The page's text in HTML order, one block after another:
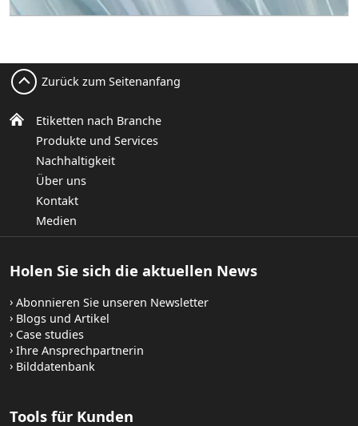
Etiketten nach Branche
Produkte und Services
Nachhaltigkeit
Über uns
Kontakt
Medien
Zurück zum Seitenanfang
Holen Sie sich die aktuellen News
Abonnieren Sie unseren Newsletter
Blogs und Artikel
Case studies
Ihre Ansprechpartnerin
Bilddatenbank
Tools für Kunden